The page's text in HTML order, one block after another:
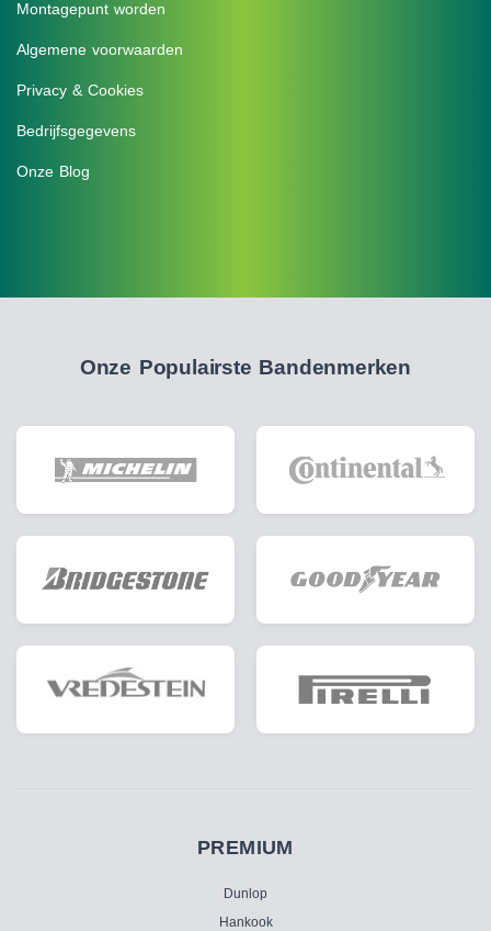
Montagepunt worden
Algemene voorwaarden
Privacy & Cookies
Bedrijfsgegevens
Onze Blog
Onze Populairste Bandenmerken
PREMIUM
Dunlop
Hankook